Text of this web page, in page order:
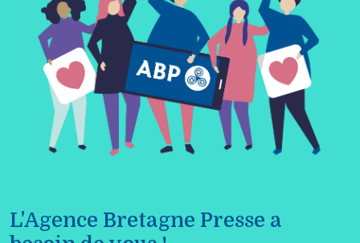
L'Agence Bretagne Presse a